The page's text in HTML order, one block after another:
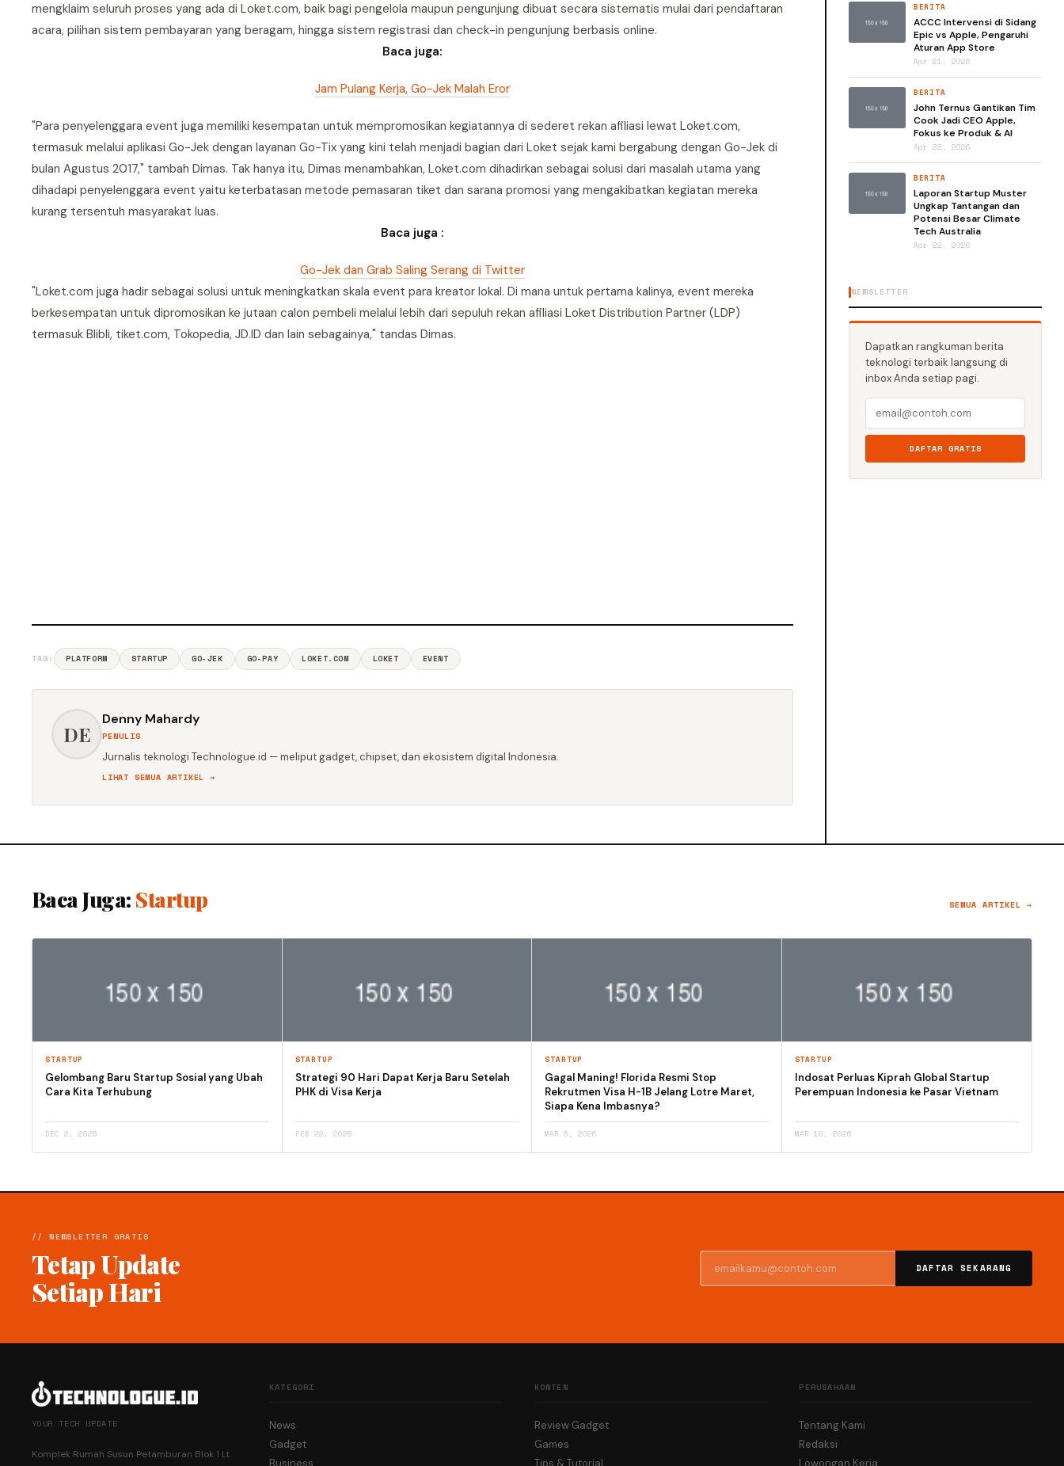
mengklaim seluruh proses yang ada di Loket.com, baik bagi pengelola maupun pengunjung dibuat secara sistematis mulai dari pendaftaran
acara, pilihan sistem pembayaran yang beragam, hingga sistem registrasi dan check-in pengunjung berbasis online.
Baca juga:
Jam Pulang Kerja, Go-Jek Malah Eror
"Para penyelenggara event juga memiliki kesempatan untuk mempromosikan kegiatannya di sederet rekan afiliasi lewat Loket.com,
termasuk melalui aplikasi Go-Jek dengan layanan Go-Tix yang kini telah menjadi bagian dari Loket sejak kami bergabung dengan Go-Jek di
bulan Agustus 2017," tambah Dimas. Tak hanya itu, Dimas menambahkan, Loket.com dihadirkan sebagai solusi dari masalah utama yang
dihadapi penyelenggara event yaitu keterbatasan metode pemasaran tiket dan sarana promosi yang mengakibatkan kegiatan mereka
kurang tersentuh masyarakat luas.
Baca juga :
Go-Jek dan Grab Saling Serang di Twitter
"Loket.com juga hadir sebagai solusi untuk meningkatkan skala event para kreator lokal. Di mana untuk pertama kalinya, event mereka
berkesempatan untuk dipromosikan ke jutaan calon pembeli melalui lebih dari sepuluh rekan afiliasi Loket Distribution Partner (LDP)
termasuk Blibli, tiket.com, Tokopedia, JD.ID dan lain sebagainya," tandas Dimas.
TAG: PLATFORM STARTUP GO-JEK GO-PAY LOKET.COM LOKET EVENT
DE
Denny Mahardy
PENULIS
Jurnalis teknologi Technologue.id — meliput gadget, chipset, dan ekosistem digital Indonesia.
LIHAT SEMUA ARTIKEL →
BERITA
ACCC Intervensi di Sidang
Epic vs Apple, Pengaruhi
Aturan App Store
Apr 21, 2026
BERITA
John Ternus Gantikan Tim
Cook Jadi CEO Apple,
Fokus ke Produk & AI
Apr 22, 2026
BERITA
Laporan Startup Muster
Ungkap Tantangan dan
Potensi Besar Climate
Tech Australia
Apr 22, 2026
NEWSLETTER
Dapatkan rangkuman berita
teknologi terbaik langsung di
inbox Anda setiap pagi.
DAFTAR GRATIS
Baca Juga: Startup SEMUA ARTIKEL →
STARTUP
Gelombang Baru Startup Sosial yang Ubah
Cara Kita Terhubung
DEC 2, 2025
STARTUP
Strategi 90 Hari Dapat Kerja Baru Setelah
PHK di Visa Kerja
FEB 22, 2026
STARTUP
Gagal Maning! Florida Resmi Stop
Rekrutmen Visa H-1B Jelang Lotre Maret,
Siapa Kena Imbasnya?
MAR 6, 2026
STARTUP
Indosat Perluas Kiprah Global Startup
Perempuan Indonesia ke Pasar Vietnam
MAR 10, 2026
// NEWSLETTER GRATIS
Tetap Update
Setiap Hari
DAFTAR SEKARANG
YOUR TECH UPDATE
Komplek Rumah Susun Petamburan Blok 1 Lt.
KATEGORI
News
Gadget
Business
KONTEN
Review Gadget
Games
Tips & Tutorial
PERUSAHAAN
Tentang Kami
Redaksi
Lowongan Kerja